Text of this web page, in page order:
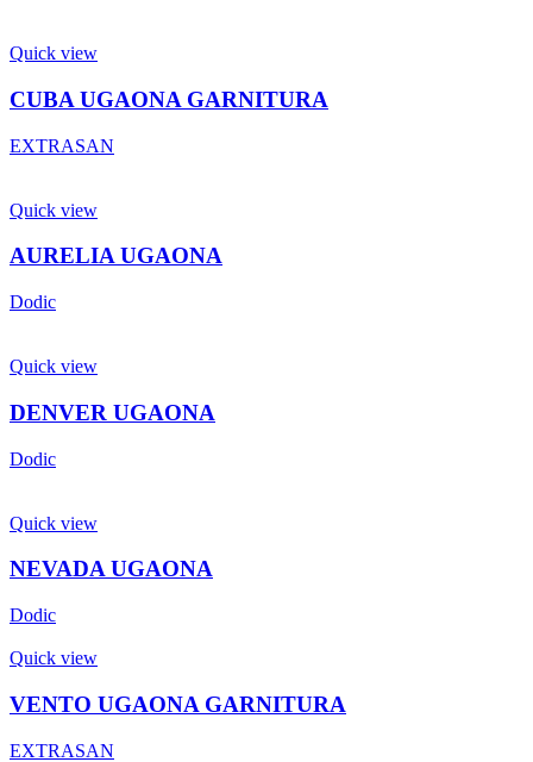
Quick view
CUBA UGAONA GARNITURA
EXTRASAN
Quick view
AURELIA UGAONA
Dodic
Quick view
DENVER UGAONA
Dodic
Quick view
NEVADA UGAONA
Dodic
Quick view
VENTO UGAONA GARNITURA
EXTRASAN